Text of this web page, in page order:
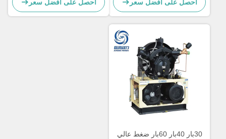
احصل على أفضل سعر
احصل على أفضل سعر
30بار 40بار 60بار ضغط عالي